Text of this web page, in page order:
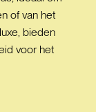
of van het
bieden
voor het